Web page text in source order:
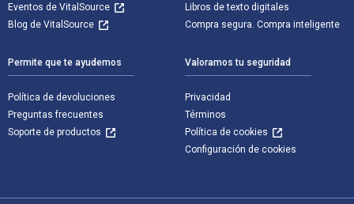
Eventos de VitalSource
Blog de VitalSource
Libros de texto digitales
Compra segura. Compra inteligente
Permite que te ayudemos
Política de devoluciones
Preguntas frecuentes
Soporte de productos
Valoramos tu seguridad
Privacidad
Términos
Política de cookies
Configuración de cookies